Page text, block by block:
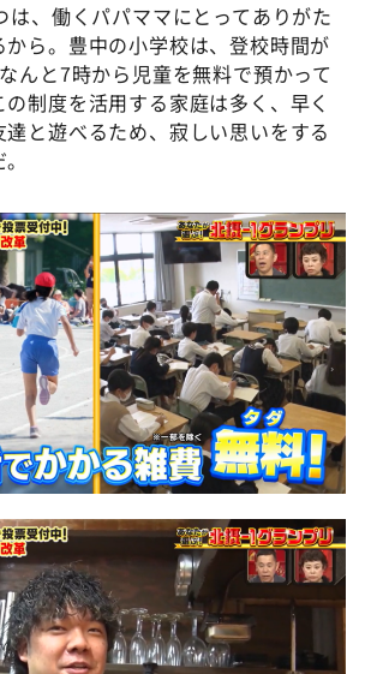
は、働くパパママにとってありがた
ら。豊中の小学校は、登校時間が
んと7時から児童を無料で預かって
制度を活用する家庭は多く、早く
と遊べるため、寂しい思いをする